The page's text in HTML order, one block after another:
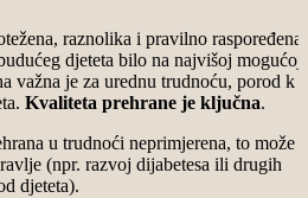
raznolika i pravilno raspoređena
djeteta bilo na najvišoj mogućoj
važna je za urednu trudnoću, porod k i
Kvaliteta prehrane je ključna.
u trudnoći neprimjerena, to može
(npr. razvoj dijabetesa ili drugih
djeteta).